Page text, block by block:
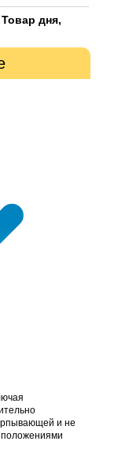
дня,
и не